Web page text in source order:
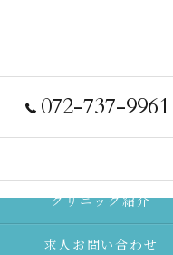
072-737-9961
クリニック紹介
求人お問い合わせ